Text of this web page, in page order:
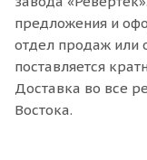
предложения и
отдел продаж или
поставляется
Доставка во все
Востока.